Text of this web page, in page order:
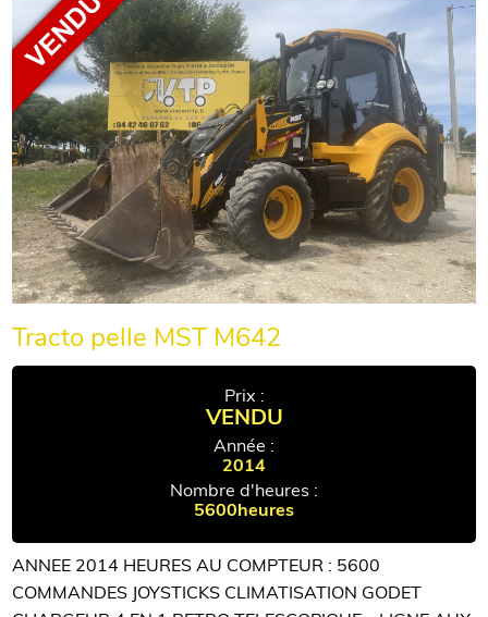
Tracto pelle MST M642
Prix :
VENDU
Année :
2014
Nombre d'heures :
5600heures
ANNEE 2014 HEURES AU COMPTEUR : 5600
COMMANDES JOYSTICKS CLIMATISATION GODET